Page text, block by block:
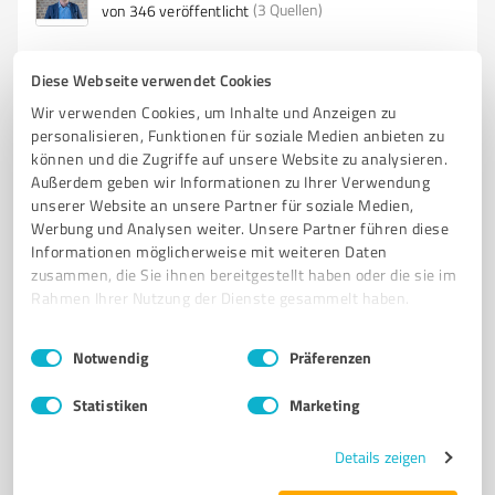
Diese Webseite verwendet Cookies
Wir verwenden Cookies, um Inhalte und Anzeigen zu
personalisieren, Funktionen für soziale Medien anbieten zu
können und die Zugriffe auf unsere Website zu analysieren.
Außerdem geben wir Informationen zu Ihrer Verwendung
unserer Website an unsere Partner für soziale Medien,
Werbung und Analysen weiter. Unsere Partner führen diese
Informationen möglicherweise mit weiteren Daten
zusammen, die Sie ihnen bereitgestellt haben oder die sie im
Rahmen Ihrer Nutzung der Dienste gesammelt haben.
Impressum Datenschutzbestimmungen
Einwilligungsauswahl
Notwendig Präferenzen
Statistiken Marketing
Details zeigen
von 346 veröffentlicht (3 Quellen)
4 Finanzdienstleistungen
KP Concepts
Schuldnerberatung und Firmeninsolvenzen
SCHULDENFREI IN 3 JAHREN. DIREKTE TERMINVERGABE OHNE WARTEZEITEN.
SCHULDNER­BERATUNG UND INSOLVENZ­BEGLEITUNG
PRIVATINSOLVENZ/VERBRAUCHERINSOLVENZ
FIRMENINSOLVENZ/REGELINSOLVENZ SCHULDENREGULIERUNG
KOSTENLOSES ERSTGESPRÄCH SCHULDENFREIE UND SORGENFREIE ZUKUNFT
VERTRAUEN UND DISKRETION